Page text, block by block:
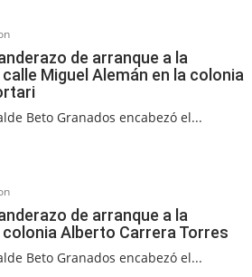
de arranque a la
Miguel Alemán en la colonia
Beto Granados encabezó el...
de arranque a la
Alberto Carrera Torres
Beto Granados encabezó el...